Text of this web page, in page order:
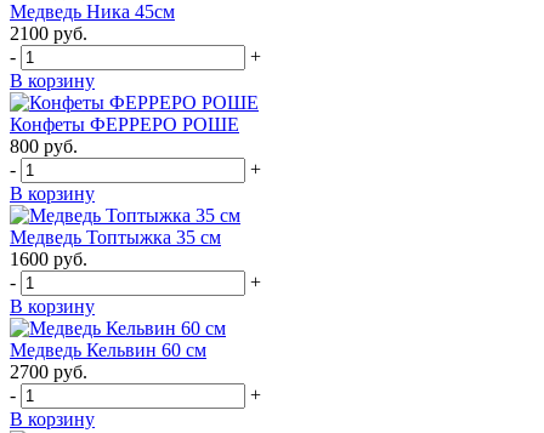
Медведь Ника 45см
2100 руб.
-
+
В корзину
Конфеты ФЕРРЕРО РОШЕ
800 руб.
-
+
В корзину
Медведь Топтыжка 35 см
1600 руб.
-
+
В корзину
Медведь Кельвин 60 см
2700 руб.
-
+
В корзину